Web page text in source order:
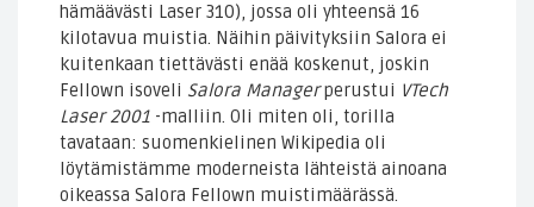
hämäävästi Laser 310), jossa oli yhteensä 16
kilotavua muistia. Näihin päivityksiin Salora ei
kuitenkaan tiettävästi enää koskenut, joskin
Fellown isoveli Salora Managerperustui VTech
Laser 2001 -malliin. Oli miten oli, torilla
tavataan: suomenkielinen Wikipedia oli
löytämistämme moderneista lähteistä ainoana
oikeassa Salora Fellown muistimäärässä.